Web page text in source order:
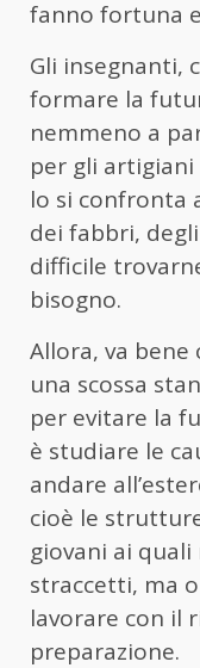
fanno fortuna
Gli insegnanti,
formare la
nemmeno a
per gli artigiani
lo si confronta
dei fabbri,
difficile
bisogno.
Allora, va bene
una scossa
per evitare la
è studiare le
andare
cioè le
giovani ai
straccetti, ma
lavorare con il
preparazione.